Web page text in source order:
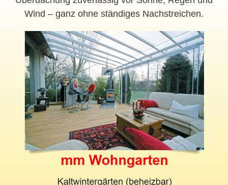
Wind – ganz ohne ständiges Nachstreichen.